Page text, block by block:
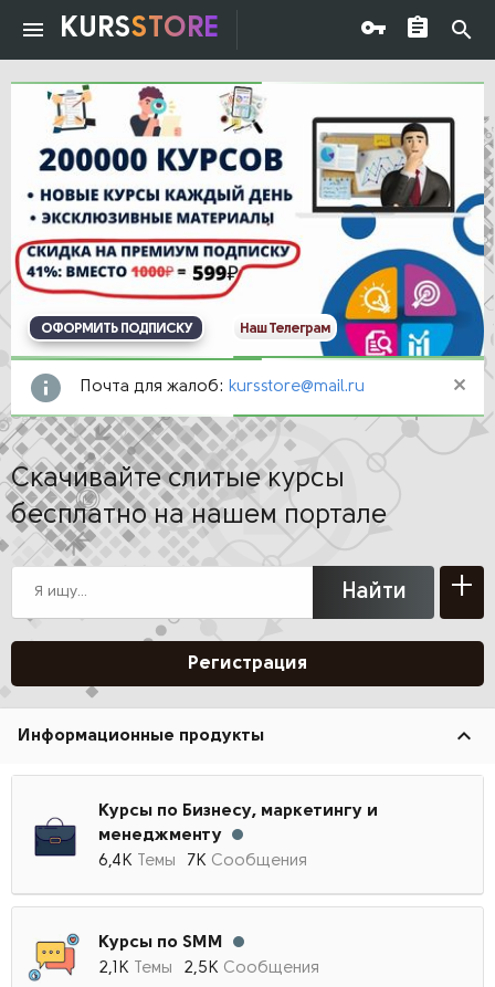
KURSSTORE
ОФОРМИТЬ ПОДПИСКУ Наш Телеграм
Почта для жалоб: kursstore@mail.ru
Скачивайте слитые курсы
бесплатно на нашем портале
Найти +
Регистрация
Информационные продукты
Курсы по Бизнесу, маркетингу и
менеджменту
6,4К Темы 7К Сообщения
Курсы по SMM
2,1К Темы 2,5К Сообщения